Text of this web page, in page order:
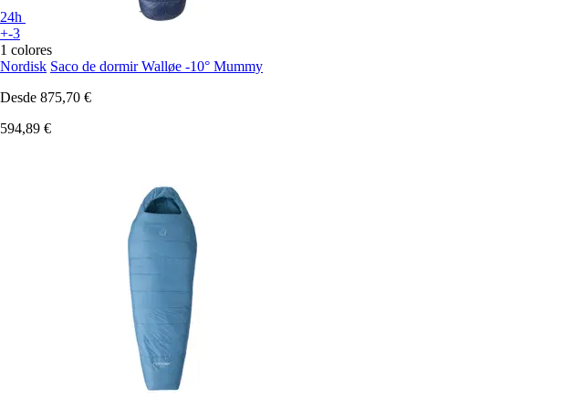
24h
+-3
1 colores
Nordisk Saco de dormir Walløe -10° Mummy
Desde 875,70 €
594,89 €